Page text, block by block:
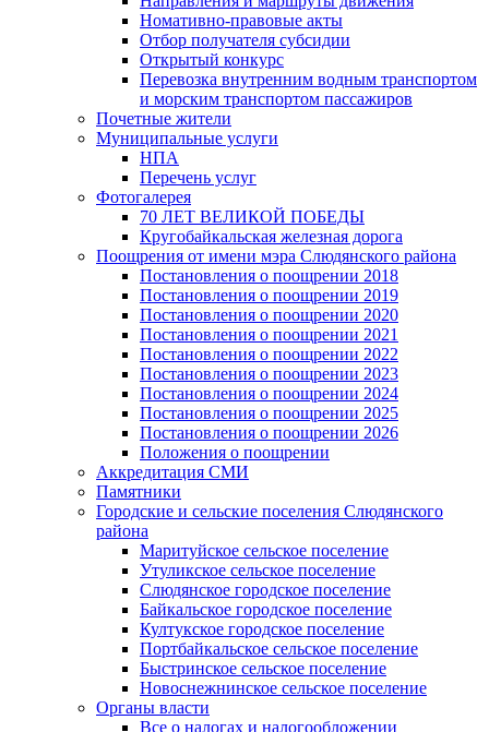
Номативно-правовые акты
Отбор получателя субсидии
Открытый конкурс
Перевозка внутренним водным транспортом
и морским транспортом пассажиров
Почетные жители
Муниципальные услуги
НПА
Перечень услуг
Фотогалерея
70 ЛЕТ ВЕЛИКОЙ ПОБЕДЫ
Кругобайкальская железная дорога
Поощрения от имени мэра Слюдянского района
Постановления о поощрении 2018
Постановления о поощрении 2019
Постановления о поощрении 2020
Постановления о поощрении 2021
Постановления о поощрении 2022
Постановления о поощрении 2023
Постановления о поощрении 2024
Постановления о поощрении 2025
Постановления о поощрении 2026
Положения о поощрении
Аккредитация СМИ
Памятники
Городские и сельские поселения Слюдянского
района
Маритуйское сельское поселение
Утуликское сельское поселение
Слюдянское городское поселение
Байкальское городское поселение
Култукское городское поселение
Портбайкальское сельское поселение
Быстринское сельское поселение
Новоснежнинское сельское поселение
Органы власти
Все о налогах и налогообложении